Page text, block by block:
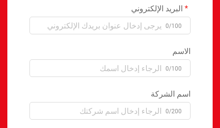
البريد الإلكتروني
0/100
الاسم
0/100
اسم الشركة
0/200